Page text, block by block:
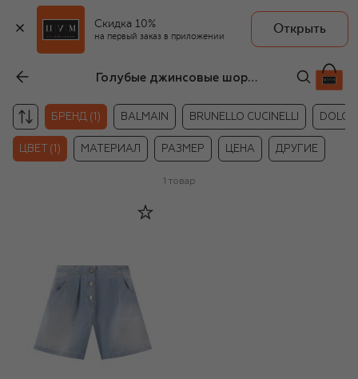
Скидка 10%
на первый заказ в приложении
Открыть
Голубые джинсовые шорты для девочек Etro
БРЕНД (1) BALMAIN BRUNELLO CUCINELLI
ЦВЕТ (1) МАТЕРИАЛ РАЗМЕР ЦЕНА ДРУГИЕ
1 товар